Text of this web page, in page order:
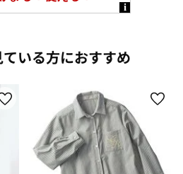
いる方におすすめ